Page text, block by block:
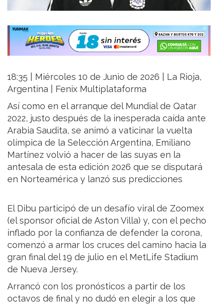
18:35 | Miércoles 10 de Junio de 2026 | La Rioja,
Argentina | Fenix Multiplataforma
Así como en el arranque del Mundial de Qatar
2022, justo después de la inesperada caída ante
Arabia Saudita, se animó a vaticinar la vuelta
olímpica de la Selección Argentina, Emiliano
Martínez volvió a hacer de las suyas en la
antesala de esta edición 2026 que se disputará
en Norteamérica y lanzó sus predicciones
El Dibu participó de un desafío viral de Zoomex
(el sponsor oficial de Aston Villa) y, con el pecho
inflado por la confianza de defender la corona,
comenzó a armar los cruces del camino hacia la
gran final del 19 de julio en el MetLife Stadium
de Nueva Jersey.
Arrancó con los pronósticos a partir de los
octavos de final y no dudó en elegir a los que